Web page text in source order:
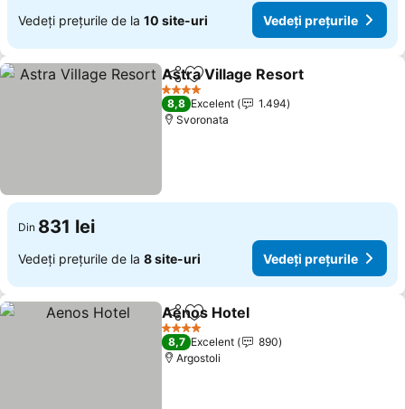
Vedeți prețurile de la 10 site-uri Vedeți prețurile
DistribuițiAdăugaţi la favorite
Astra Village Resort
4 Stele
8,8 Excelent
1.494
Svoronata
Din 831 lei
Vedeți prețurile de la 8 site-uri Vedeți prețurile
DistribuițiAdăugaţi la favorite
Aenos Hotel
4 Stele
8,7 Excelent
890
Argostoli